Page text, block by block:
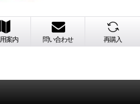
案内 問い合わせ 再購入